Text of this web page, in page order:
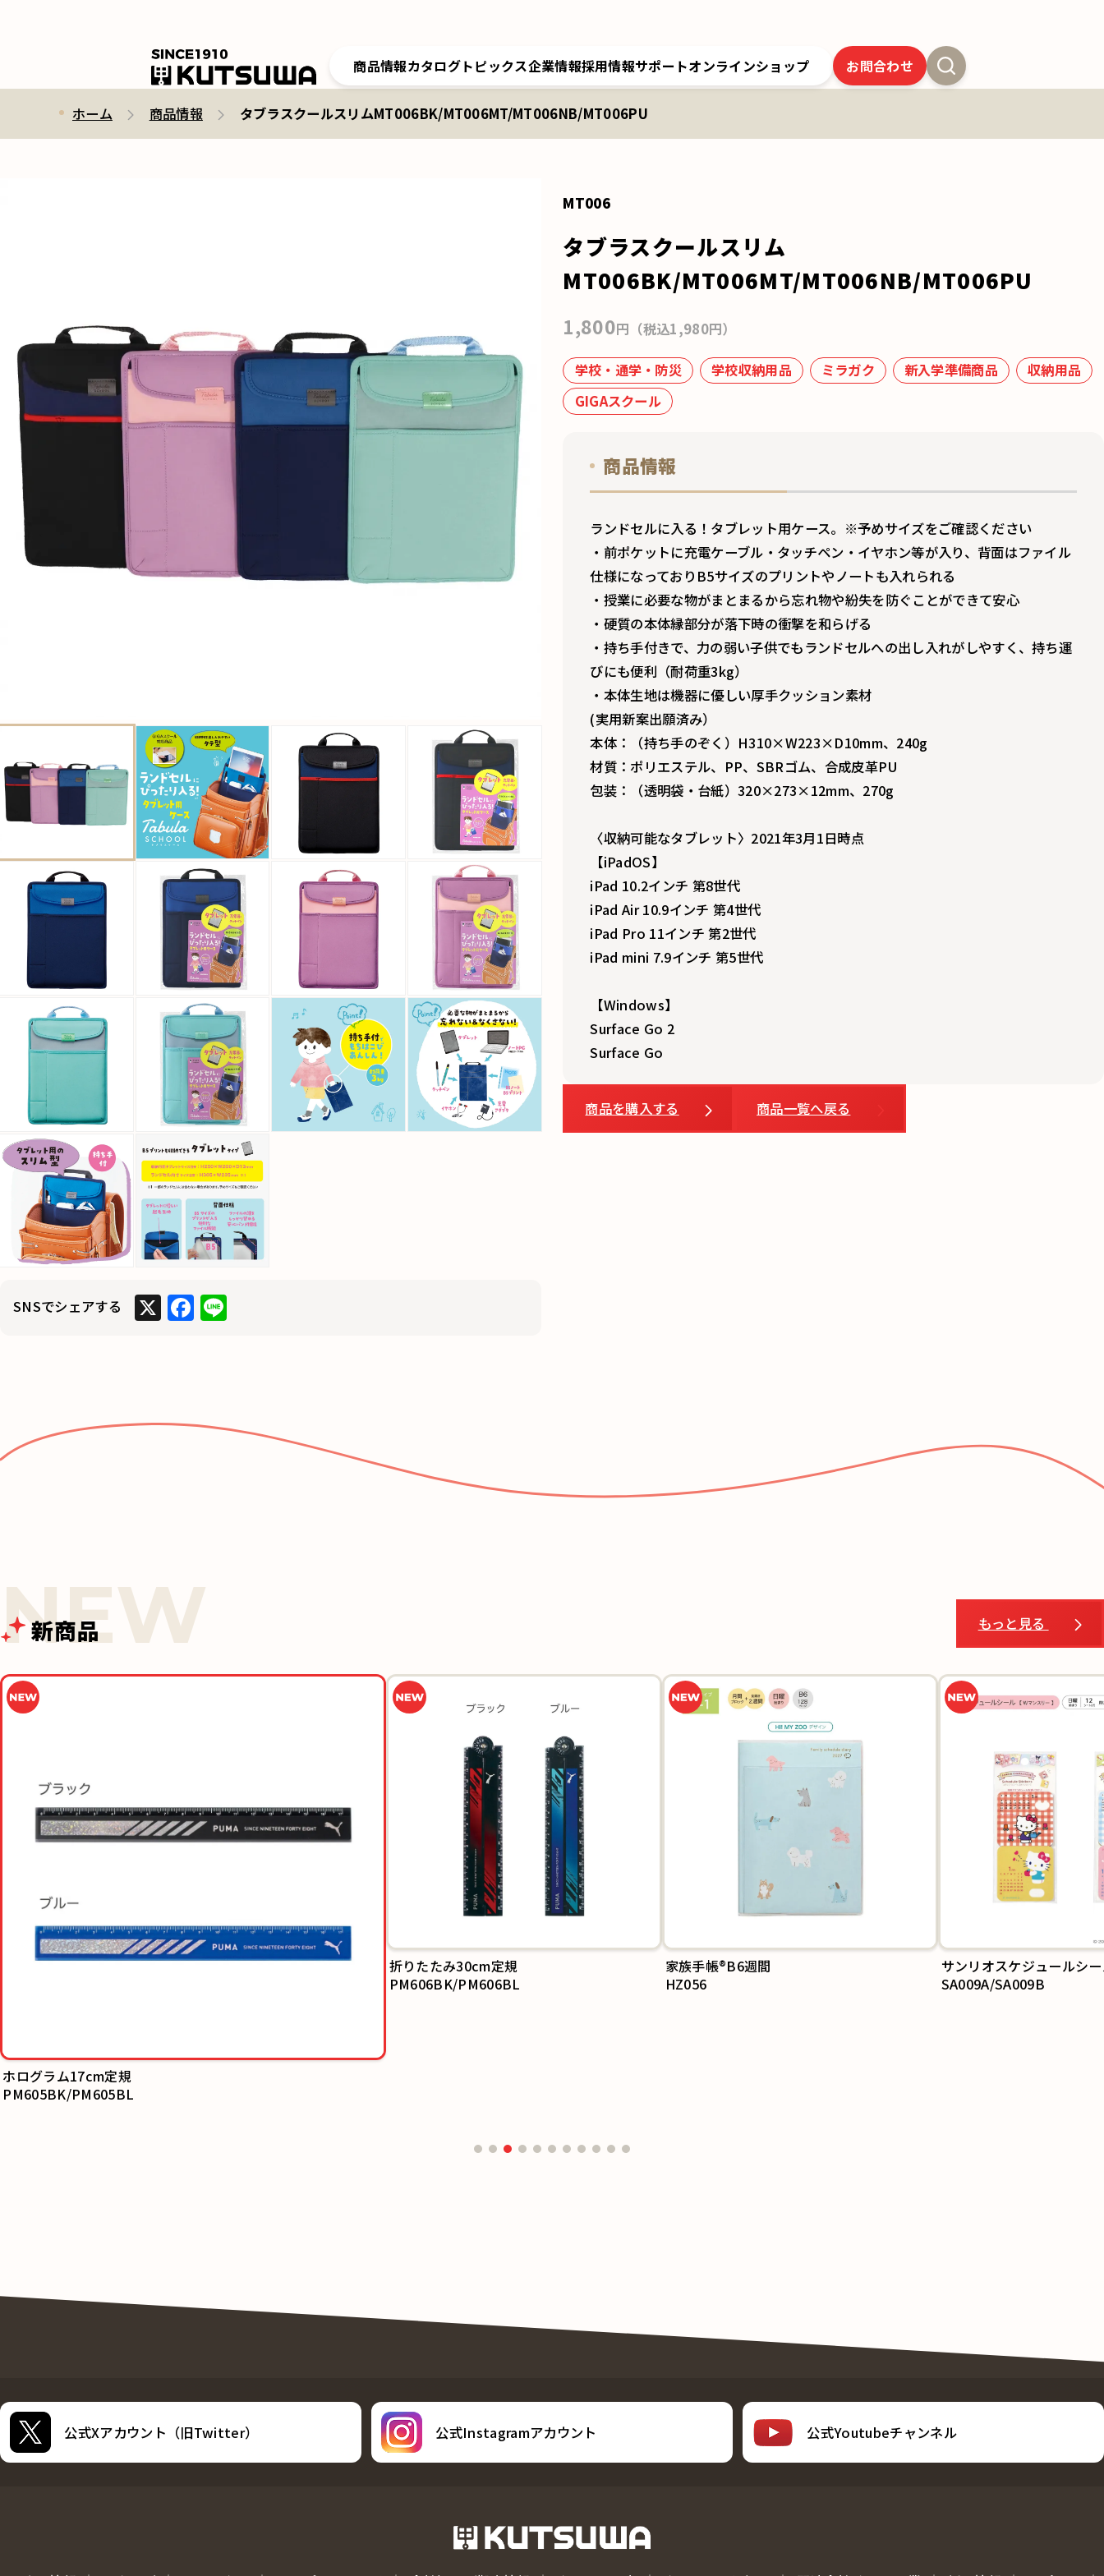
商品情報カタログトピックス企業情報
トップメッセージ／経営理念
採用情報
採用情報トップ
サポート
サポートトップ
オンラインショップ
クツワオンライン
お問合わせ
ホーム 商品情報 タブラスクールスリムMT006BK/MT006MT/MT006NB/MT006PU
SNSでシェアする X F
a
o
MT006
タブラスクールスリム
MT006BK/MT006MT/MT006NB/MT006PU
1,800円（税込1,980円）
学校・通学・防災 学校収納用品 ミラガク 新入学準備商品
収納用品
GIGAスクール
商品情報
ランドセルに入る！タブレット用ケース。※予めサイズをご確認ください
・前ポケットに充電ケーブル・タッチペン・イヤホン等が入り、背面はファイル
仕様になっておりB5サイズのプリントやノートも入れられる
・授業に必要な物がまとまるから忘れ物や紛失を防ぐことができて安心
・硬質の本体縁部分が落下時の衝撃を和らげる
・持ち手付きで、力の弱い子供でもランドセルへの出し入れがしやすく、持ち運
びにも便利（耐荷重3kg）
・本体生地は機器に優しい厚手クッション素材
(実用新案出願済み）
本体：（持ち手のぞく）H310×W223×D10mm、240g
材質：ポリエステル、PP、SBRゴム、合成皮革PU
包装：（透明袋・台紙）320×273×12mm、270g
〈収納可能なタブレット〉2021年3月1日時点
【iPadOS】
iPad 10.2インチ 第8世代
iPad Air 10.9インチ 第4世代
iPad Pro 11インチ 第2世代
iPad mini 7.9インチ 第5世代
【Windows】
Surface Go 2
商品を購入する 商品一覧へ戻る
新商品 もっと見る
ホログラム17cm定規
家族手帳®B6週間
HZ056
サンリオスケジュールシ
SA009A/SA009B
公式Xアカウント（旧Twitter） 公式Instagramアカウント 公式Youtubeチャンネル